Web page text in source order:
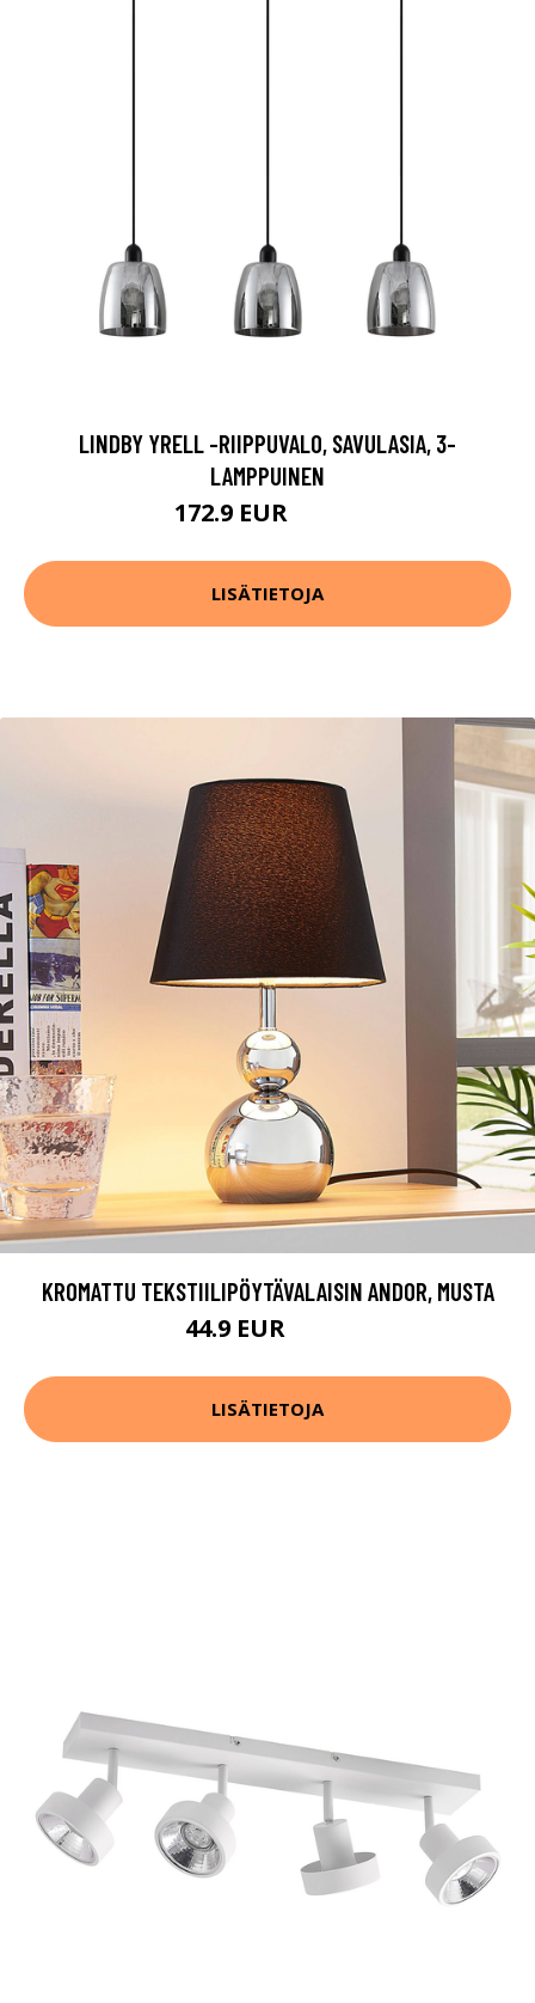
LINDBY YRELL -RIIPPUVALO, SAVULASIA, 3-
LAMPPUINEN
172.9 EUR
LISÄTIETOJA
KROMATTU TEKSTIILIPÖYTÄVALAISIN ANDOR, MUSTA
44.9 EUR
LISÄTIETOJA